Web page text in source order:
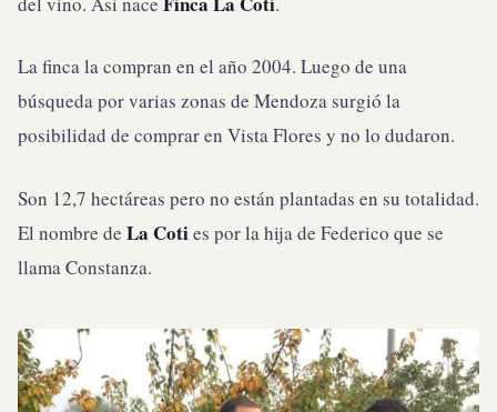
La finca la compran en el año 2004. Luego de una
búsqueda por varias zonas de Mendoza surgió la
posibilidad de comprar en Vista Flores y no lo dudaron.
Son 12,7 hectáreas pero no están plantadas en su totalidad.
El nombre de La Coties por la hija de Federico que se
llama Constanza.